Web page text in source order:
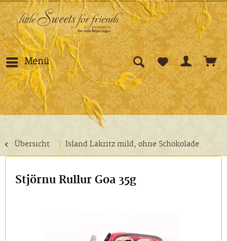
Menü
Übersicht Island Lakritz mild, ohne Schokolade
Stjörnu Rullur Goa 35g